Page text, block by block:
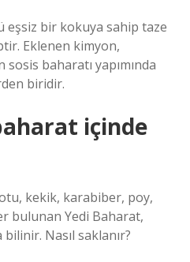
eşsiz bir kokuya sahip taze
Eklenen kimyon,
baharatı yapımında
biridir.
içinde
kekik, karabiber, poy,
bulunan Yedi Baharat,
Nasıl saklanır?